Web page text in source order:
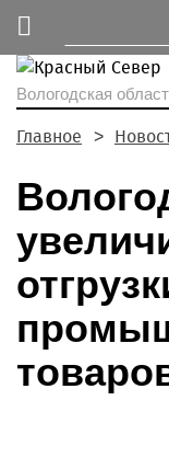
Вологодская
Главное